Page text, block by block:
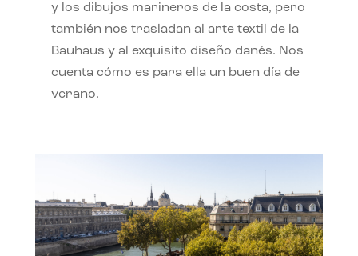
y los dibujos marineros de la costa, pero
también nos trasladan al arte textil de la
Bauhaus y al exquisito diseño danés. Nos
cuenta cómo es para ella un buen día de
verano.